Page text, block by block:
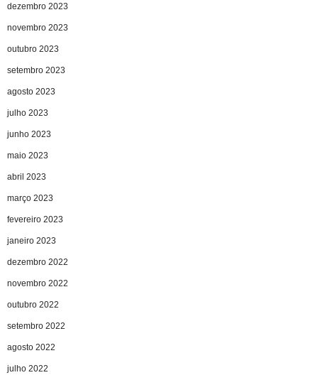
dezembro 2023
novembro 2023
outubro 2023
setembro 2023
agosto 2023
julho 2023
junho 2023
maio 2023
abril 2023
março 2023
fevereiro 2023
janeiro 2023
dezembro 2022
novembro 2022
outubro 2022
setembro 2022
agosto 2022
julho 2022